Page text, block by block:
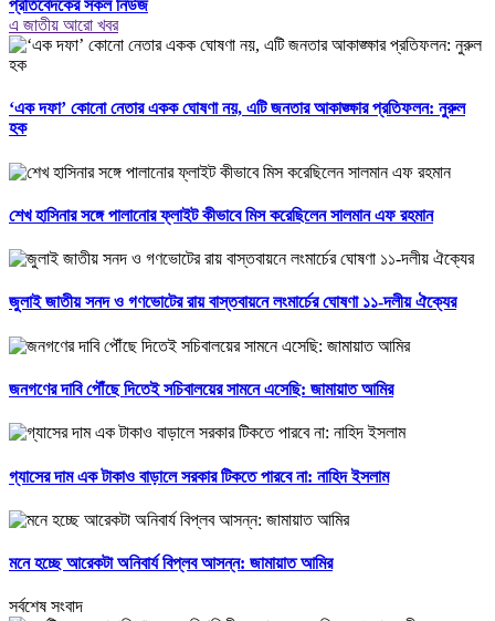
প্রতিবেদকের সকল নিউজ
এ জাতীয় আরো খবর
‘এক দফা’ কোনো নেতার একক ঘোষণা নয়, এটি জনতার আকাঙ্ক্ষার প্রতিফলন: নুরুল
হক
শেখ হাসিনার সঙ্গে পালানোর ফ্লাইট কীভাবে মিস করেছিলেন সালমান এফ রহমান
জুলাই জাতীয় সনদ ও গণভোটের রায় বাস্তবায়নে লংমার্চের ঘোষণা ১১-দলীয় ঐক্যের
জনগণের দাবি পৌঁছে দিতেই সচিবালয়ের সামনে এসেছি: জামায়াত আমির
গ্যাসের দাম এক টাকাও বাড়ালে সরকার টিকতে পারবে না: নাহিদ ইসলাম
মনে হচ্ছে আরেকটা অনিবার্য বিপ্লব আসন্ন: জামায়াত আমির
সর্বশেষ সংবাদ